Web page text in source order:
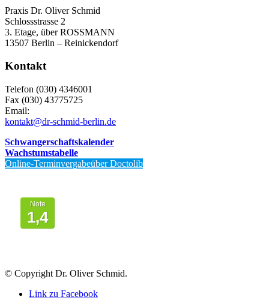
Praxis Dr. Oliver Schmid
Schlossstrasse 2
3. Etage, über ROSSMANN
13507 Berlin – Reinickendorf
Kontakt
Telefon (030) 4346001
Fax (030) 43775725
Email:
kontakt@dr-schmid-berlin.de
Schwangerschaftskalender
Wachstumstabelle
Online-Terminvergabeüber Doctolib
Note
1,4
© Copyright Dr. Oliver Schmid.
Link zu Facebook